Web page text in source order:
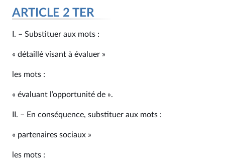
ARTICLE 2 TER
I. – Substituer aux mots :
« détaillé visant à évaluer »
les mots :
« évaluant l’opportunité de ».
II. – En conséquence, substituer aux mots :
« partenaires sociaux »
les mots :